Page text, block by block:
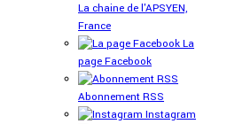
La chaine de l'APSYEN,
France
La
page Facebook
Abonnement RSS
Instagram